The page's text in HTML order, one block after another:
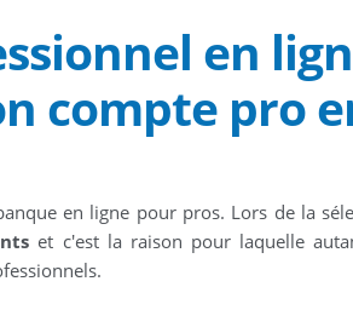
en
compte pro
en ligne pour pros. Lors de la
et c'est la raison pour laquelle